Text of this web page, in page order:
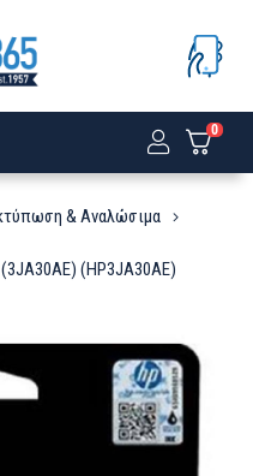
0
& Αναλώσιμα
(HP3JA30AE)